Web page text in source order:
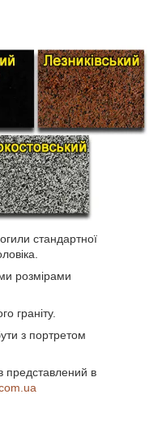
стандартної
розмірами
граніту.
з портретом
представлений в